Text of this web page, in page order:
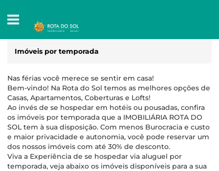
Imóveis por temporada
Nas férias você merece se sentir em casa!
Bem-vindo! Na Rota do Sol temos as melhores opções de
Casas, Apartamentos, Coberturas e Lofts!
Ao invés de se hospedar em hotéis ou pousadas, confira
os imóveis por temporada que a IMOBILIÁRIA ROTA DO
SOL tem à sua disposição. Com menos Burocracia e custo
e maior privacidade e autonomia, você pode reservar um
dos nossos imóveis com até 30% de desconto.
Viva a Experiência de se hospedar via aluguel por
temporada, veja abaixo os imóveis disponíveis para a sua